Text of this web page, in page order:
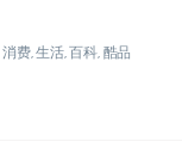
消费,生活,百科, 酷品